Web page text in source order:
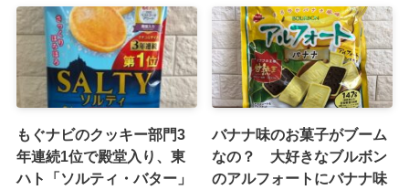
もぐナビのクッキー部門3
年連続1位で殿堂入り、東
ハト「ソルティ・バター」
バナナ味のお菓子がブーム
なの？ 大好きなブルボン
のアルフォートにバナナ味